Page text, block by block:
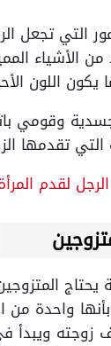
التي تجعل
الأشياء
يكون اللون
وقومي
التي تقدمها
لقدم
يحتاج
واحدة من
زوجته ويبدأ